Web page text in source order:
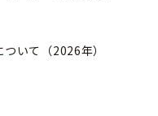
いて（2026年）